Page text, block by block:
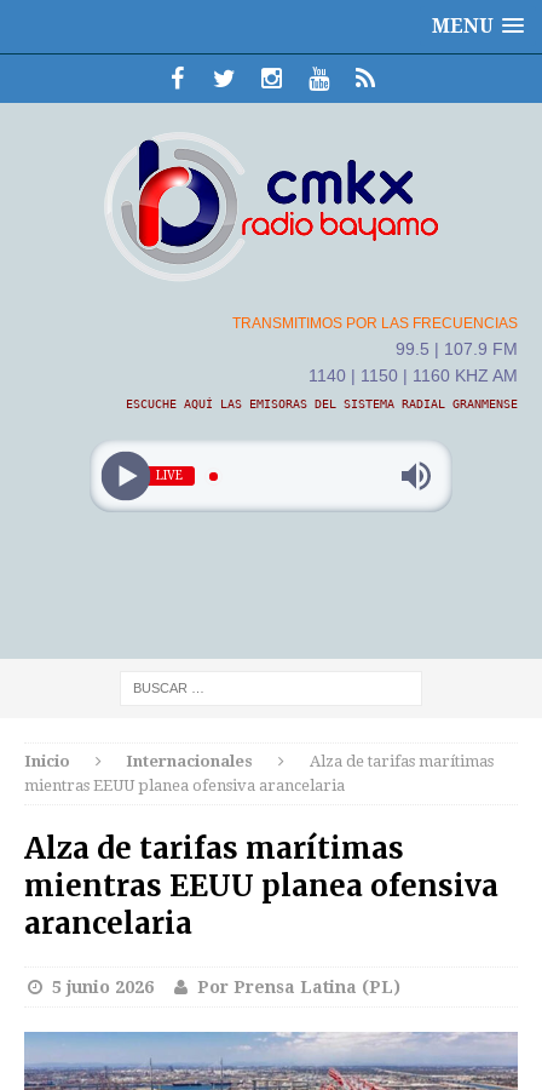
MENU
TRANSMITIMOS POR LAS FRECUENCIAS
99.5 | 107.9 FM
1140 | 1150 | 1160 KHZ AM
ESCUCHE AQUÍ LAS EMISORAS DEL SISTEMA RADIAL GRANMENSE
LIVE
Inicio Internacionales
Alza de tarifas marítimas
mientras EEUU planea ofensiva arancelaria
Alza de tarifas marítimas
mientras EEUU planea ofensiva
arancelaria
5 junio 2026 Por Prensa Latina (PL)